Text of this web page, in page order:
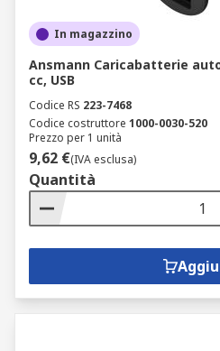
In magazzino
Ansmann Caricabatterie
cc, USB
Codice RS 223-7468
Codice costruttore 1000-0030-520
Prezzo per 1 unità
9,62 €(IVA esclusa)
Quantità